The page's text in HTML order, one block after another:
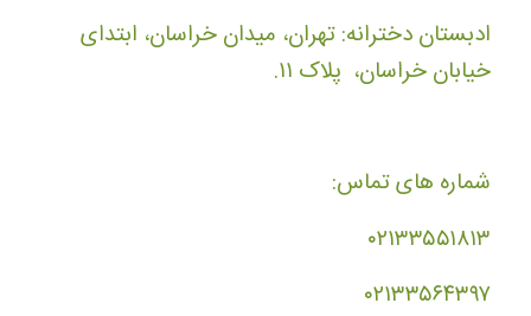
ادبستان دخترانه: تهران، میدان خراسان، ابتدای
خیابان خراسان، پلاک ۱۱.
شماره های تماس:
۰۲۱۳۳۵۵۱۸۱۳
۰۲۱۳۳۵۶۴۳۹۷